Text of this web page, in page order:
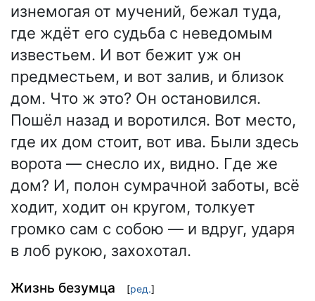
изнемогая от мучений, бежал туда,
где ждёт его судьба с неведомым
известьем. И вот бежит уж он
предместьем, и вот залив, и близок
дом. Что ж это? Он остановился.
Пошёл назад и воротился. Вот место,
где их дом стоит, вот ива. Были здесь
ворота — снесло их, видно. Где же
дом? И, полон сумрачной заботы, всё
ходит, ходит он кругом, толкует
громко сам с собою — и вдруг, ударя
в лоб рукою, захохотал.
Жизнь безумца [ред.]